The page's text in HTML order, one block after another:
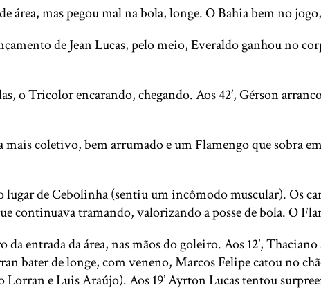
área, mas pegou mal na bola, longe. O Bahia bem no
de Jean Lucas, pelo meio, Everaldo ganhou no
o Tricolor encarando, chegando. Aos 42’, Gérson
coletivo, bem arrumado e um Flamengo que sobra
de Cebolinha (sentiu um incômodo muscular). Os
continuava tramando, valorizando a posse de bola. O
entrada da área, nas mãos do goleiro. Aos 12’,
bater de longe, com veneno, Marcos Felipe catou no
e Luis Araújo). Aos 19’ Ayrton Lucas tentou